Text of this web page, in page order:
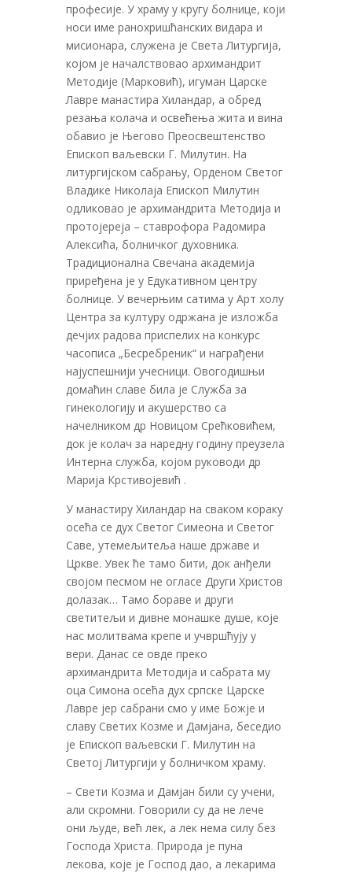
професије. У храму у кругу болнице, који
носи име ранохришћанских видара и
мисионара, служена је Света Литургија,
којом је началствовао архимандрит
Методије (Марковић), игуман Царске
Лавре манастира Хиландар, а обред
резања колача и освећења жита и вина
обавио је Његово Преосвештенство
Епископ ваљевски Г. Милутин. На
литургијском сабрању, Орденом Светог
Владике Николаја Епископ Милутин
одликовао је архимандрита Методија и
протојереја – ставрофора Радомира
Алексића, болничког духовника.
Традиционална Свечана академија
приређена је у Едукативном центру
болнице. У вечерњим сатима у Арт холу
Центра за културу одржана је изложба
дечјих радова приспелих на конкурс
часописа „Бесребреник“ и награђени
најуспешнији учесници. Овогодишњи
домаћин славе била је Служба за
гинекологију и акушерство са
начелником др Новицом Срећковићем,
док је колач за наредну годину преузела
Интерна служба, којом руководи др
Марија Крстивојевић .
У манастиру Хиландар на сваком кораку
осећа се дух Светог Симеона и Светог
Саве, утемељитеља наше државе и
Цркве. Увек ће тамо бити, док анђели
својом песмом не огласе Други Христов
долазак… Тамо бораве и други
светитељи и дивне монашке душе, које
нас молитвама крепе и учвршћују у
вери. Данас се овде преко
архимандрита Методија и сабрата му
оца Симона осећа дух српске Царске
Лавре јер сабрани смо у име Божје и
славу Светих Козме и Дамјана, беседио
је Епископ ваљевски Г. Милутин на
Светој Литургији у болничком храму.
– Свети Козма и Дамјан били су учени,
али скромни. Говорили су да не лече
они људе, већ лек, а лек нема силу без
Господа Христа. Природа је пуна
лекова, које је Господ дао, а лекарима